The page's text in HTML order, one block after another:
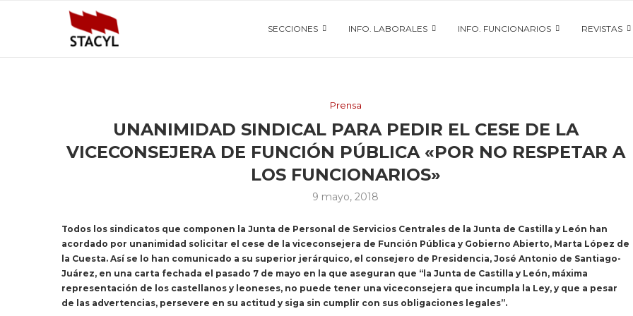
SECCIONES INFO. LABORALES INFO. FUNCIONARIOS REVISTAS
Prensa
UNANIMIDAD SINDICAL PARA PEDIR EL CESE DE LA
VICECONSEJERA DE FUNCIÓN PÚBLICA «POR NO RESPETAR A
LOS FUNCIONARIOS»
9 mayo, 2018
Todos los sindicatos que componen la Junta de Personal de Servicios Centrales de la Junta de Castilla y León han
acordado por unanimidad solicitar el cese de la viceconsejera de Función Pública y Gobierno Abierto, Marta López de
la Cuesta. Así se lo han comunicado a su superior jerárquico, el consejero de Presidencia, José Antonio de Santiago-
Juárez, en una carta fechada el pasado 7 de mayo en la que aseguran que “la Junta de Castilla y León, máxima
representación de los castellanos y leoneses, no puede tener una viceconsejera que incumpla la Ley, y que a pesar
de las advertencias, persevere en su actitud y siga sin cumplir con sus obligaciones legales”.